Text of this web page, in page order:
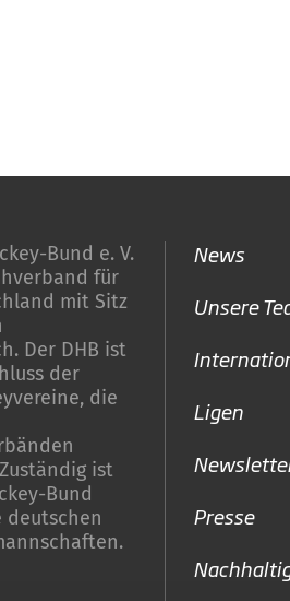
Bund e. V.
für
mit Sitz
Der DHB ist
der
die
ist
Bund
deutschen
News
Unsere
Ligen
Presse